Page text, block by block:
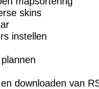
skins
instellen
downloaden van